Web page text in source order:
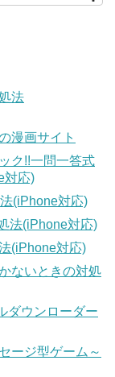
法
漫画サイト
ク!!一問一答式
対応)
(iPhone対応)
法(iPhone対応)
(iPhone対応)
ないときの対処
ダウンローダー
ージ型ゲーム～